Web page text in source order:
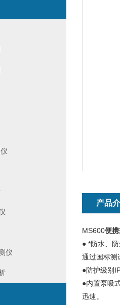
产品
MS600便
● *防水、
通过国标测
●防护级别
●内置泵吸
迅速。
仪